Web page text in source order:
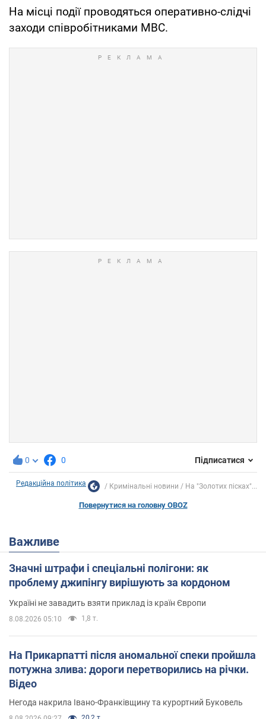
На місці події проводяться оперативно-слідчі
заходи співробітниками МВС.
0 0 Підписатися
Редакційна політика Кримінальні новини На "Золотих пісках"...
Повернутися на головну OBOZ
Важливе
Значні штрафи і спеціальні полігони: як
проблему джипінгу вирішують за кордоном
Україні не завадить взяти приклад із країн Європи
8.08.2026 05:10 1,8 т.
На Прикарпатті після аномальної спеки пройшла
потужна злива: дороги перетворились на річки.
Відео
Негода накрила Івано-Франківщину та курортний Буковель